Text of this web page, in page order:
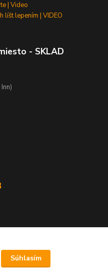
| Video
líšt lepením | VIDEO
- SKLAD
Súhlasím